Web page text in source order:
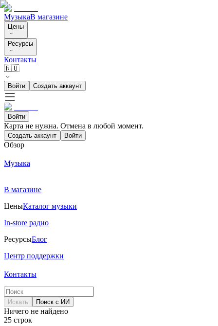
МузыкаВ магазине
Цены
Ресурсы
Контакты
🇷🇺
Войти Создать аккаунт
Войти
Карта не нужна. Отмена в любой момент.
Создать аккаунт Войти
Обзор
Музыка
В магазине
ЦеныКаталог музыки
In-store радио
РесурсыБлог
Центр поддержки
Контакты
Искать Поиск с ИИ
Ничего не найдено
25 строк